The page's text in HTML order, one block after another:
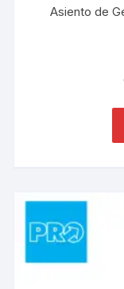
Asiento de